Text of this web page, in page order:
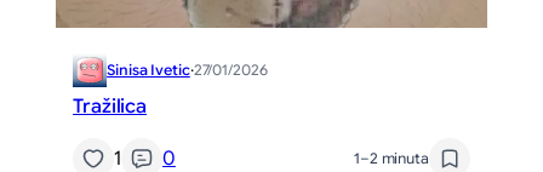
Sinisa Ivetic·27/01/2026
Tražilica
1 0 1–2 minuta